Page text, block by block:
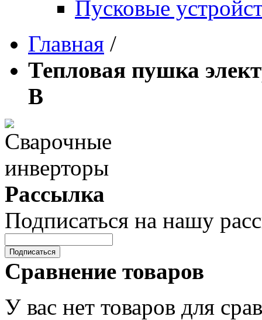
Пусковые
Главная /
Тепловая пушка
В
Рассылка
Подписаться на нашу
Подписаться
Сравнение товаров
У вас нет товаров для